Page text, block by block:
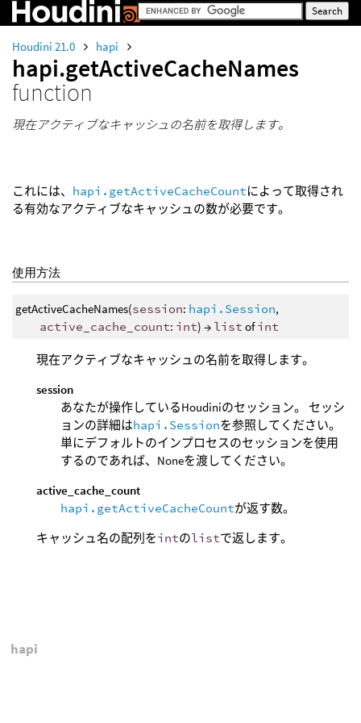
Houdini 21.0 hapi
hapi.getActiveCacheNames
function
現在アクティブなキャッシュの名前を取得します。
これには、 hapi.getActiveCacheCountによって取得され
る有効なアクティブなキャッシュの数が必要です。
使用方法
getActiveCacheNames(session: hapi.Session,
active_cache_count: int) → list ofint
現在アクティブなキャッシュの名前を取得します。
session
あなたが操作しているHoudiniのセッション。 セッシ
ョンの詳細はhapi.Sessionを参照してください。
単にデフォルトのインプロセスのセッションを使用
するのであれば、Noneを渡してください。
active_cache_count
hapi.getActiveCacheCountが返す数。
キャッシュ名の配列をintのlistで返します。
hapi